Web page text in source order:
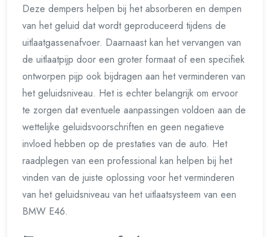
Deze dempers helpen bij het absorberen en dempen
van het geluid dat wordt geproduceerd tijdens de
uitlaatgassenafvoer. Daarnaast kan het vervangen van
de uitlaatpijp door een groter formaat of een specifiek
ontworpen pijp ook bijdragen aan het verminderen van
het geluidsniveau. Het is echter belangrijk om ervoor
te zorgen dat eventuele aanpassingen voldoen aan de
wettelijke geluidsvoorschriften en geen negatieve
invloed hebben op de prestaties van de auto. Het
raadplegen van een professional kan helpen bij het
vinden van de juiste oplossing voor het verminderen
van het geluidsniveau van het uitlaatsysteem van een
BMW E46.